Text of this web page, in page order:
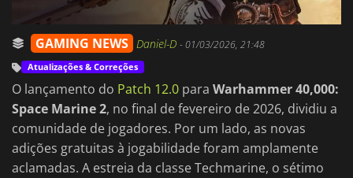
GAMING NEWS Daniel-D -01/03/2026, 21:48
Atualizações & Correções
O lançamento do Patch 12.0 para Warhammer 40,000:
Space Marine 2, no final de fevereiro de 2026, dividiu a
comunidade de jogadores. Por um lado, as novas
adições gratuitas à jogabilidade foram amplamente
aclamadas. A estreia da classe Techmarine, o sétimo